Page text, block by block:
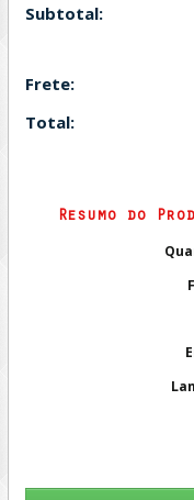
Subtotal:
Frete:
Total:
Resumo do